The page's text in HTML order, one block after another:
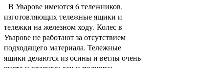
В Уварове имеются 6 тележников,
изготовляющих тележные ящики и
тележки на железном ходу. Колес в
Уварове не работают за отсутствием
подходящего материала. Тележные
ящики делаются из осины и ветлы очень